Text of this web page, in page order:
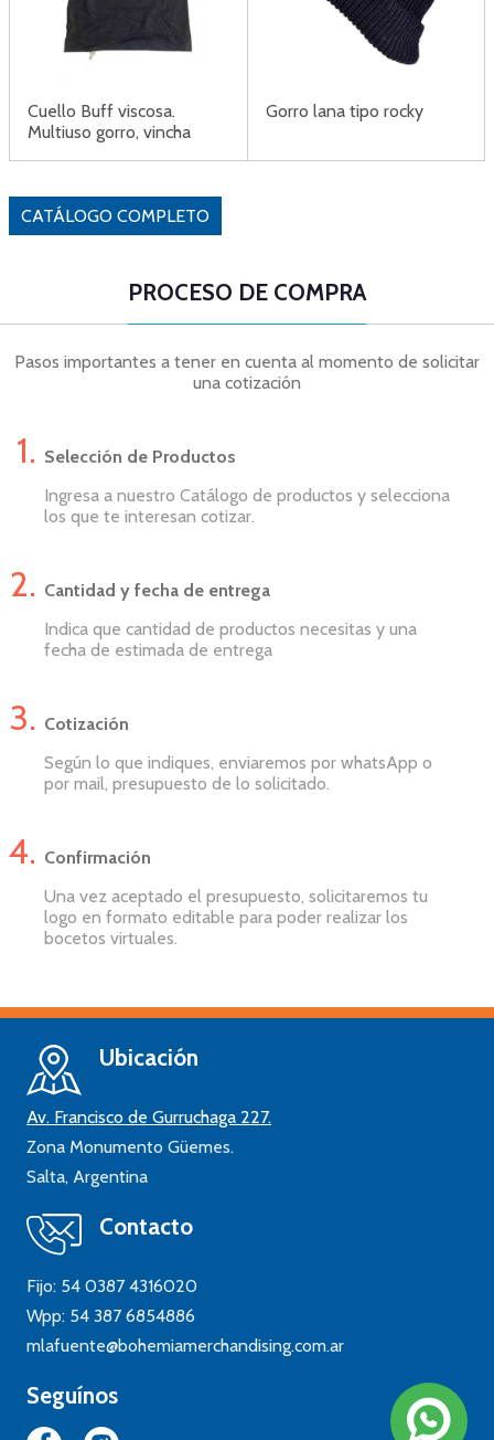
Cuello Buff viscosa.
Multiuso gorro, vincha
Gorro lana tipo rocky
CATÁLOGO COMPLETO
PROCESO DE COMPRA
Pasos importantes a tener en cuenta al momento de solicitar
una cotización
Selección de Productos
Ingresa a nuestro Catálogo de productos y selecciona
los que te interesan cotizar.
Cantidad y fecha de entrega
Indica que cantidad de productos necesitas y una
fecha de estimada de entrega
Cotización
Según lo que indiques, enviaremos por whatsApp o
por mail, presupuesto de lo solicitado.
Confirmación
Una vez aceptado el presupuesto, solicitaremos tu
logo en formato editable para poder realizar los
bocetos virtuales.
Ubicación
Av. Francisco de Gurruchaga 227.
Zona Monumento Güemes.
Salta, Argentina
Contacto
Fijo: 54 0387 4316020
Wpp: 54 387 6854886
mlafuente@bohemiamerchandising.com.ar
Seguínos